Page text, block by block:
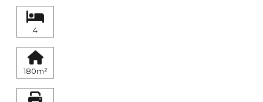
4
180m²